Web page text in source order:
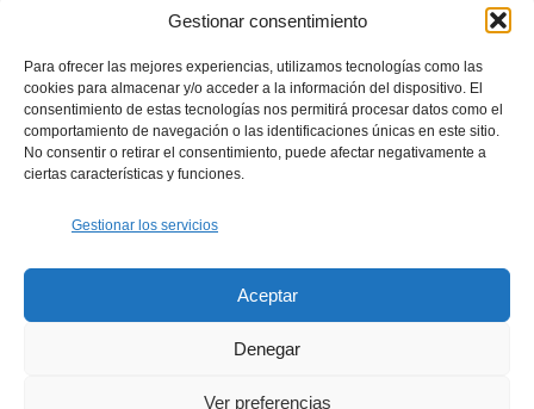
Gestionar consentimiento
Para ofrecer las mejores experiencias, utilizamos tecnologías como las
cookies para almacenar y/o acceder a la información del dispositivo. El
consentimiento de estas tecnologías nos permitirá procesar datos como el
comportamiento de navegación o las identificaciones únicas en este sitio.
No consentir o retirar el consentimiento, puede afectar negativamente a
ciertas características y funciones.
Gestionar los servicios
Aceptar
Denegar
Ver preferencias
Política de privacidad
Quiero colaborar
Tu ayuda es fundamental
——————————
social
Política de cookies (UE)